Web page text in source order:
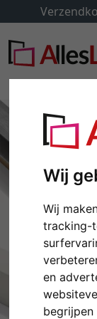
Wij
Wij
tracking-
en
begrijpen
Terug